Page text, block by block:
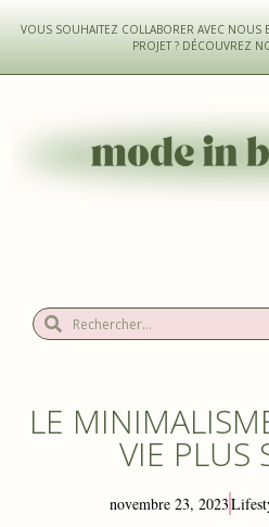
VOUS SOUHAITEZ COLLABORER AVEC NOUS
PROJET ? DÉCOUVREZ
LE
VIE PLUS
novembre 23, 2023